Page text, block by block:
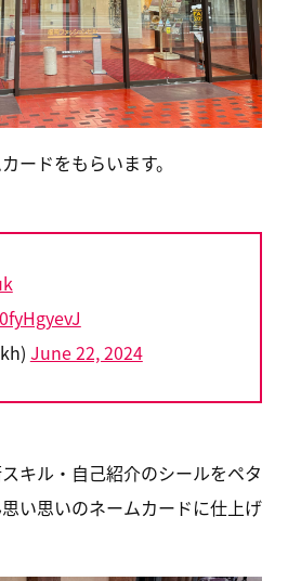
ードをもらいます。
June 22, 2024
キル・自己紹介のシールをペタ
い思いのネームカードに仕上げ